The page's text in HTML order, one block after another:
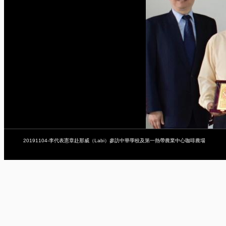
20191104-李代表憲章赴那威（Labi）參訪中華學校及第一熱帶農業中心咖啡農場